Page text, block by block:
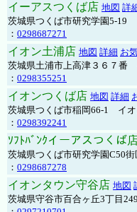
イーアスつくば店 地図 詳
茨城県つくば市研究学園5-19
： 0298687271
イオン土浦店 地図 詳細 お
茨城県土浦市上高津３６７番
： 0298355251
イオンつくば店 地図 詳細
茨城県つくば市稲岡66-1 イ
： 0298392241
ｿﾌﾄﾊﾞﾝｸイーアスつくば
茨城県つくば市研究学園C50街
： 0298687278
イオンタウン守谷店 地図
茨城県守谷市百合ヶ丘3丁目